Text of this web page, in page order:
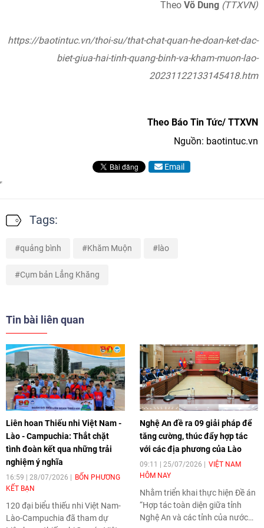
Theo Võ Dung (TTXVN)
https://baotintuc.vn/thoi-su/that-chat-quan-he-doan-ket-dac-
biet-giua-hai-tinh-quang-binh-va-kham-muon-lao-
20231122133145418.htm
Theo Báo Tin Tức/ TTXVN
Nguồn: baotintuc.vn
Email
Tags:
quảng bình Khăm Muộn lào
Cụm bản Lẳng Khăng
Tin bài liên quan
Liên hoan Thiếu nhi Việt Nam -
Lào - Campuchia: Thắt chặt
tình đoàn kết qua những trải
nghiệm ý nghĩa
16:59 | 28/07/2026
BỐN PHƯƠNG
KẾT BẠN
120 đại biểu thiếu nhi Việt Nam-
Lào-Campuchia đã tham dự
Nghệ An đề ra 09 giải pháp để
tăng cường, thúc đẩy hợp tác
với các địa phương của Lào
09:11 | 25/07/2026
VIỆT NAM
HÔM NAY
Nhằm triển khai thực hiện Đề án
“Hợp tác toàn diện giữa tỉnh
Nghệ An và các tỉnh của nước